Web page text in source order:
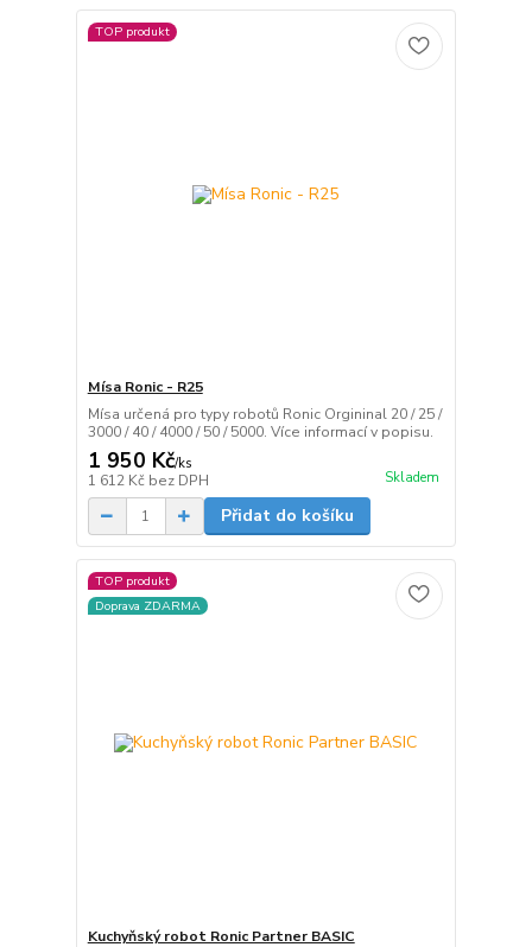
TOP produkt
Mísa Ronic - R25
Mísa určená pro typy robotů Ronic Orgininal 20 / 25 /
3000 / 40 / 4000 / 50 / 5000. Více informací v popisu.
1 950 Kč/ks
1 612 Kč bez DPH Skladem
Přidat do košíku
TOP produkt
Doprava ZDARMA
Kuchyňský robot Ronic Partner BASIC